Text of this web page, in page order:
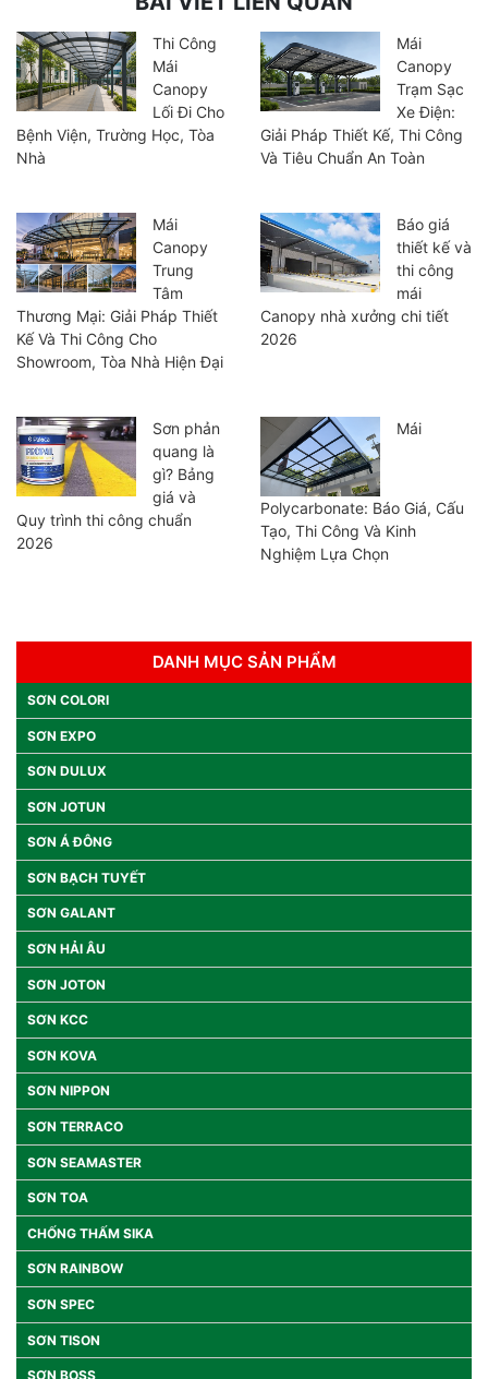
Thi Công
Mái
Canopy
Lối Đi Cho
Bệnh Viện, Trường Học, Tòa
Nhà
Mái
Canopy
Trạm Sạc
Xe Điện:
Giải Pháp Thiết Kế, Thi Công
Và Tiêu Chuẩn An Toàn
Mái
Canopy
Trung
Tâm
Thương Mại: Giải Pháp Thiết
Kế Và Thi Công Cho
Showroom, Tòa Nhà Hiện Đại
Báo giá
thiết kế và
thi công
mái
Canopy nhà xưởng chi tiết
2026
Sơn phản
quang là
gì? Bảng
giá và
Quy trình thi công chuẩn
2026
Mái
Polycarbonate: Báo Giá, Cấu
Tạo, Thi Công Và Kinh
Nghiệm Lựa Chọn
DANH MỤC SẢN PHẨM
SƠN COLORI
SƠN EXPO
SƠN DULUX
SƠN JOTUN
SƠN Á ĐÔNG
SƠN BẠCH TUYẾT
SƠN GALANT
SƠN HẢI ÂU
SƠN JOTON
SƠN KCC
SƠN KOVA
SƠN NIPPON
SƠN TERRACO
SƠN SEAMASTER
SƠN TOA
CHỐNG THẤM SIKA
SƠN RAINBOW
SƠN SPEC
SƠN TISON
SƠN BOSS